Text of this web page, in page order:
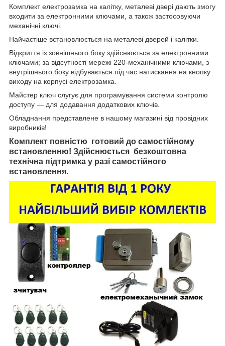
Комплект електрозамка на калітку, металеві двері дають змогу
входити за електронними ключами, а також застосовуючи
механічні ключі.
Найчастіше встановлюється на металеві дверей і калітки.
Відкриття із зовнішнього боку здійснюється за електронними
ключами; за відсутності мережі 220-механічними ключами, з
внутрішнього боку відбувається під час натискання на кнопку
виходу на корпусі електрозамка.
Майстер ключ слугує для програмування системи контролю
доступу — для додавання додаткових ключів.
Обладнання представлене в нашому магазині від провідних
виробників!
Комплект повністю готовий до самостійному
встановленню! Здійснюється безкоштовна
технічна підтримка у разі самостійного
встановлення.